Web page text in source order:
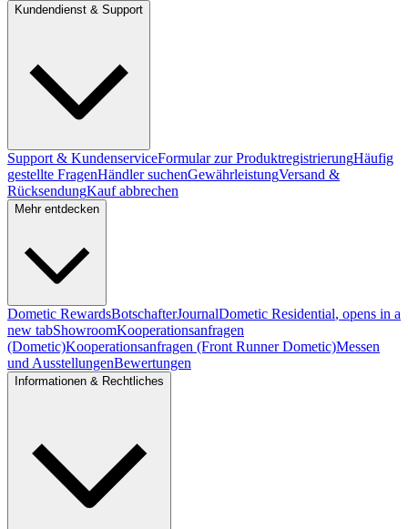
Kundendienst & Support
Support & KundenserviceFormular zur ProduktregistrierungHäufig
gestellte FragenHändler suchenGewährleistungVersand &
RücksendungKauf abbrechen
Mehr entdecken
Dometic RewardsBotschafterJournalDometic Residential, opens in a
new tabShowroomKooperationsanfragen
(Dometic)Kooperationsanfragen (Front Runner Dometic)Messen
und AusstellungenBewertungen
Informationen & Rechtliches